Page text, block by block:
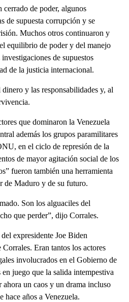
cerrado de poder, algunos
de supuesta corrupción y se
Muchos otros continuaron y
equilibrio de poder y del manejo
de supuestos
de la justicia internacional.
y las responsabilidades y, al
que dominaron la Venezuela
además los grupos paramilitares
en el ciclo de represión de la
de mayor agitación social de los
fueron también una herramienta
de Maduro y de su futuro.
Son los alguaciles del
que perder”, dijo Corrales.
expresidente Joe Biden
Eran tantos los actores
involucrados en el Gobierno de
juego que la salida intempestiva
ahora un caos y un drama incluso
hace años a Venezuela.